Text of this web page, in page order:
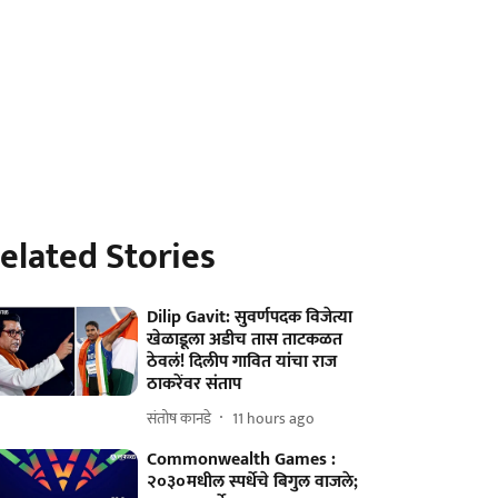
Stories
Dilip Gavit: सुवर्णपदक विजेत्या
खेळाडूला अडीच तास ताटकळत
ठेवलं! दिलीप गावित यांचा राज
ठाकरेंवर संताप
संतोष कानडे 11 hours ago
Commonwealth Games :
२०३०मधील स्पर्धेचे बिगुल वाजले;